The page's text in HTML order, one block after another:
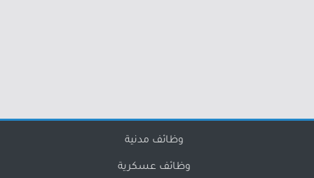
وظائف مدنية
وظائف عسكرية